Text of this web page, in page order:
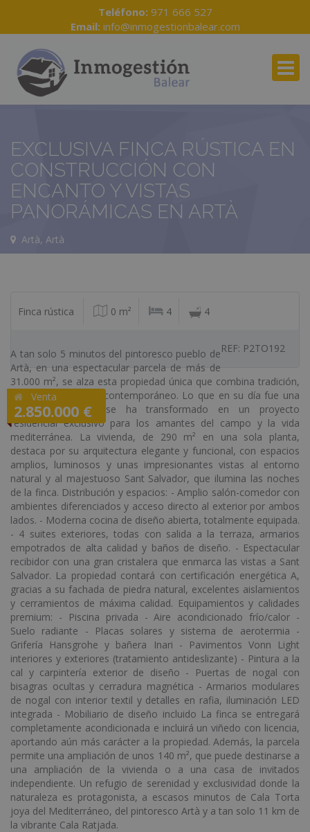
Teléfono: 971 666 527
Email: info@inmogestionbalear.com
EXCLUSIVA FINCA RÚSTICA EN
CONSTRUCCIÓN CON
ENCANTO Y VISTAS
PANORÁMICAS EN ARTÀ
Artà, Artà
Finca rústica 0 m² 4 4
REF: P2TO192
Venta
2.850.000 €
A tan solo 5 minutos del pintoresco pueblo de
Artà, en una espectacular parcela de más de
31.000 m², se alza esta propiedad única que combina tradición,
naturaleza y diseño contemporáneo. Lo que en su día fue una
histórica vaquería se ha transformado en un proyecto
residencial exclusivo para los amantes del campo y la vida
mediterránea. La vivienda, de 290 m² en una sola planta,
destaca por su arquitectura elegante y funcional, con espacios
amplios, luminosos y unas impresionantes vistas al entorno
natural y al majestuoso Sant Salvador, que ilumina las noches
de la finca. Distribución y espacios: - Amplio salón-comedor con
ambientes diferenciados y acceso directo al exterior por ambos
lados. - Moderna cocina de diseño abierta, totalmente equipada.
- 4 suites exteriores, todas con salida a la terraza, armarios
empotrados de alta calidad y baños de diseño. - Espectacular
recibidor con una gran cristalera que enmarca las vistas a Sant
Salvador. La propiedad contará con certificación energética A,
gracias a su fachada de piedra natural, excelentes aislamientos
y cerramientos de máxima calidad. Equipamientos y calidades
premium: - Piscina privada - Aire acondicionado frío/calor -
Suelo radiante - Placas solares y sistema de aerotermia -
Grifería Hansgrohe y bañera Inari - Pavimentos Vonn Light
interiores y exteriores (tratamiento antideslizante) - Pintura a la
cal y carpintería exterior de diseño - Puertas de nogal con
bisagras ocultas y cerradura magnética - Armarios modulares
de nogal con interior textil y detalles en rafia, iluminación LED
integrada - Mobiliario de diseño incluido La finca se entregará
completamente acondicionada e incluirá un viñedo con licencia,
aportando aún más carácter a la propiedad. Además, la parcela
permite una ampliación de unos 140 m², que puede destinarse a
una ampliación de la vivienda o a una casa de invitados
independiente. Un refugio de serenidad y exclusividad donde la
naturaleza es protagonista, a escasos minutos de Cala Torta
joya del Mediterráneo, del pintoresco Artà y a tan solo 11 km de
la vibrante Cala Ratjada.